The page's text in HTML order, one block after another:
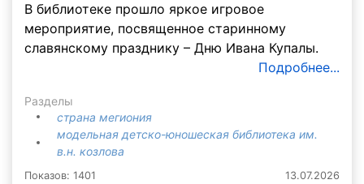
В библиотеке прошло яркое игровое
мероприятие, посвященное старинному
славянскому празднику – Дню Ивана Купалы.
Подробнее...
Разделы
страна мегиония
модельная детско-юношеская библиотека им.
в.н. козлова
Показов: 1401 13.07.2026